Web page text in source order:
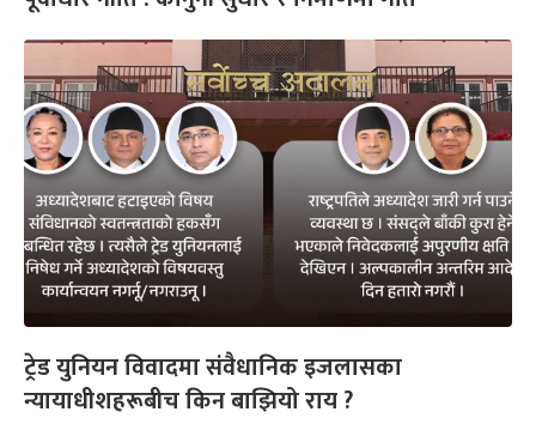
ट्रेड युनियन विवादमा संवैधानिक इजलासका
न्यायाधीशहरूबीच किन बाझियो राय ?